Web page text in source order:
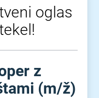
oglas
z
(m⁠/⁠ž)